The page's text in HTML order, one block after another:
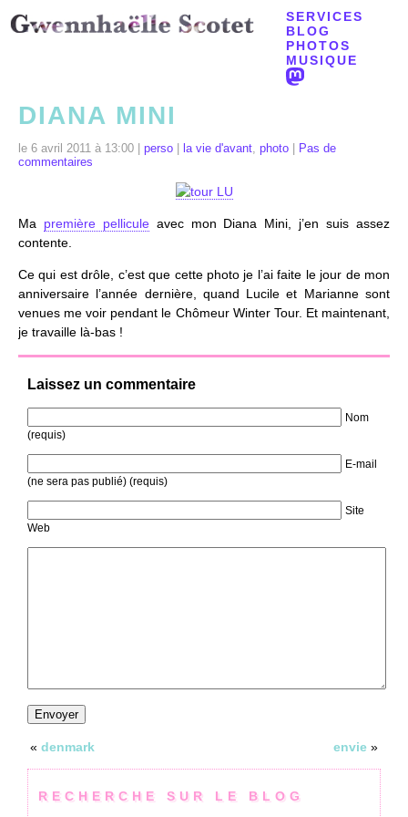
SERVICES
BLOG
PHOTOS
MUSIQUE
DIANA MINI
le 6 avril 2011 à 13:00 | perso la vie d'avant photo
Pas de
commentaires
Ma première pelliculeavec mon Diana Mini, j’en suis assez
contente.
Ce qui est drôle, c’est que cette photo je l’ai faite le jour de mon
anniversaire l’année dernière, quand Lucile et Marianne sont
venues me voir pendant le Chômeur Winter Tour. Et maintenant,
je travaille là-bas !
Laissez un commentaire
Nom
(requis)
E-mail
(ne sera pas publié) (requis)
Site
Web
« denmark envie »
RECHERCHE SUR LE BLOG